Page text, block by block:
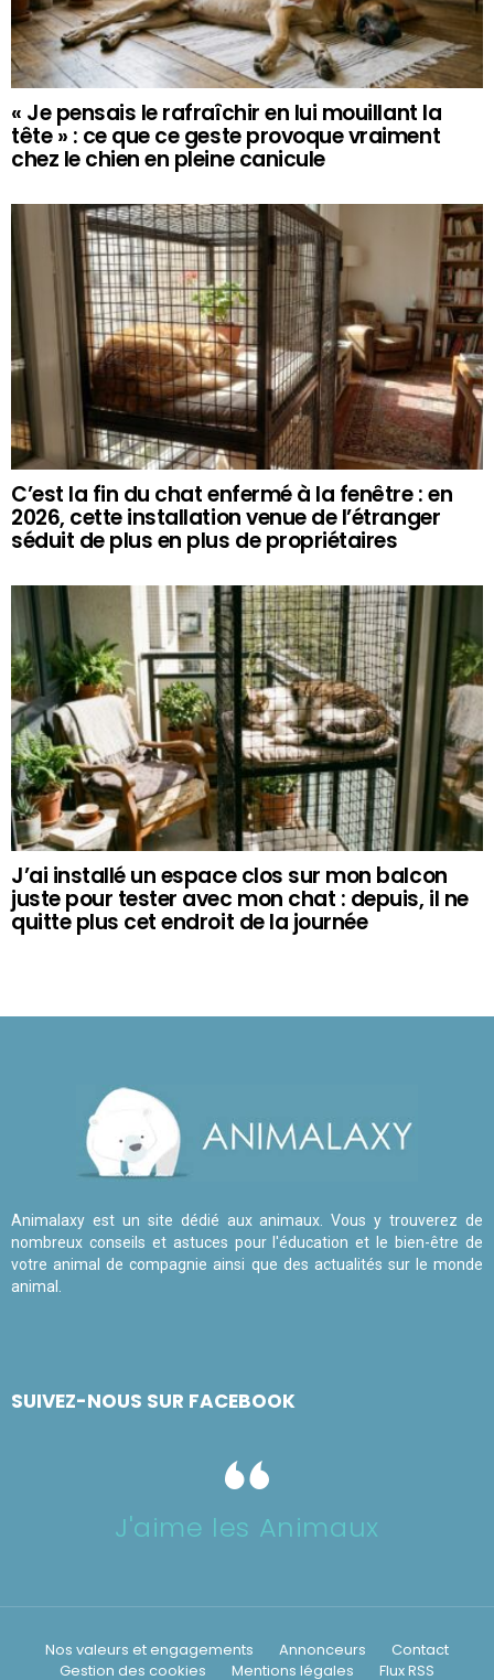
« Je pensais le rafraîchir en lui mouillant la
tête » : ce que ce geste provoque vraiment
chez le chien en pleine canicule
C’est la fin du chat enfermé à la fenêtre : en
2026, cette installation venue de l’étranger
séduit de plus en plus de propriétaires
J’ai installé un espace clos sur mon balcon
juste pour tester avec mon chat : depuis, il ne
quitte plus cet endroit de la journée
Animalaxy est un site dédié aux animaux. Vous y trouverez de
nombreux conseils et astuces pour l'éducation et le bien-être de
votre animal de compagnie ainsi que des actualités sur le monde
animal.
SUIVEZ-NOUS SUR FACEBOOK
J'aime les Animaux
Nos valeurs et engagements Annonceurs
Contact
Gestion des cookies
Mentions légales Flux RSS